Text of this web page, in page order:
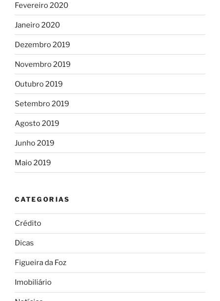
Fevereiro 2020
Janeiro 2020
Dezembro 2019
Novembro 2019
Outubro 2019
Setembro 2019
Agosto 2019
Junho 2019
Maio 2019
CATEGORIAS
Crédito
Dicas
Figueira da Foz
Imobiliário